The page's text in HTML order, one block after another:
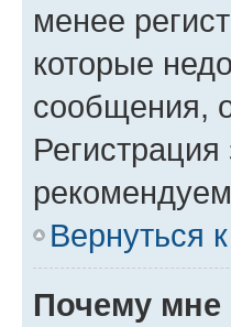
менее
которые
сообщения,
Вернуться
Почему мне